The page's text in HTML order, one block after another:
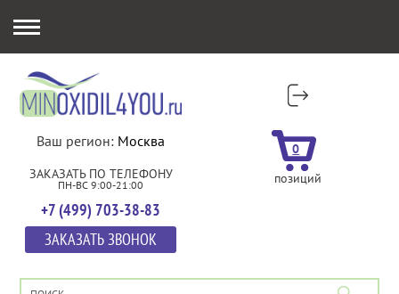
Ваш регион: Москва
ЗАКАЗАТЬ ПО ТЕЛЕФОНУ
ПН-ВС 9:00-21:00
+7 (499) 703-38-83
ЗАКАЗАТЬ ЗВОНОК
0
позиций